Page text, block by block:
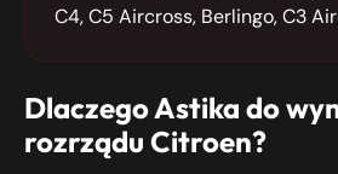
C4, C5 Aircross, Berlingo, C3
Dlaczego Astika do
rozrządu Citroen?